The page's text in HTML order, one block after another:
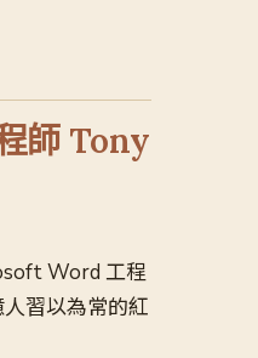
師 Tony
Word 工程
習以為常的紅